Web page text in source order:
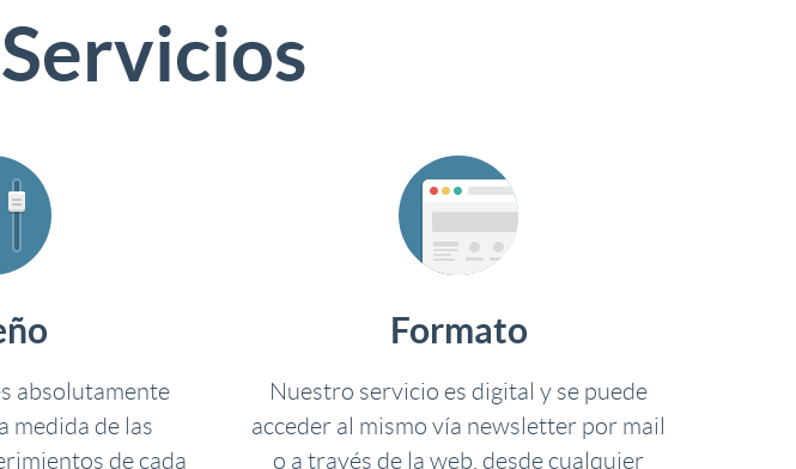
absolutamente
medida de las
de cada
Formato
Nuestro servicio es digital y se puede
acceder al mismo vía newsletter por mail
o a través de la web, desde cualquier